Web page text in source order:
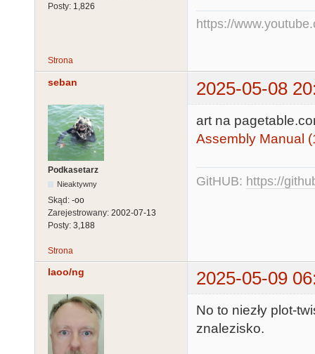
Posty: 1,826
https://
Strona
seban 2025-05-08
Podkasetarz
Nieaktywny
Skąd: -oo
Zarejestrowany: 2002-07-13
Posty: 3,188
art na
Assembly Manual
GitHUB: https://
Strona
laoo/ng 2025-05-09
No to niezły plot-
znalezisko.